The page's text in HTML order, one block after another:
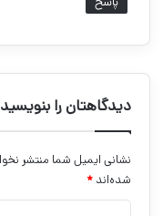
دیدگاهتان را بنویسید
نشانی ایمیل شما منتشر
شده‌اند *